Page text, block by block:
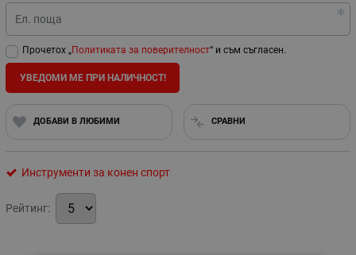
Ел. поща
Прочетох „Политиката за поверителност“ и съм съгласен.
УВЕДОМИ МЕ ПРИ НАЛИЧНОСТ!
ДОБАВИ В ЛЮБИМИ СРАВНИ
Инструменти за конен спорт
Рейтинг: